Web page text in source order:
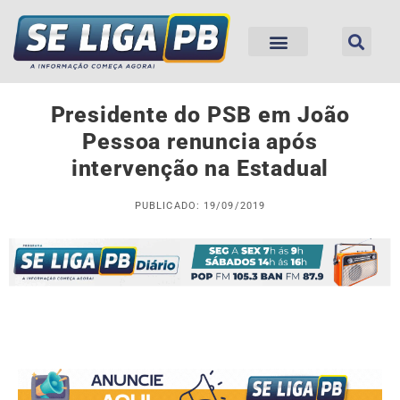
Presidente do PSB em João
Pessoa renuncia após
intervenção na Estadual
PUBLICADO: 19/09/2019